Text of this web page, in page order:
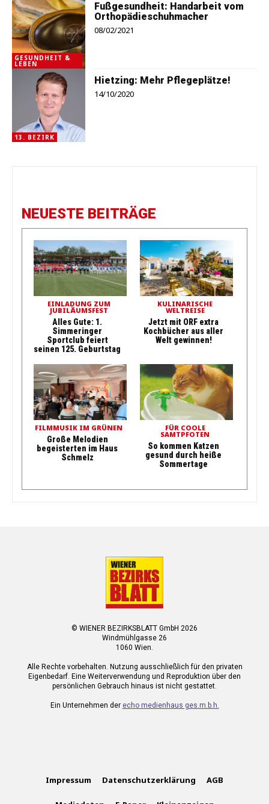
GESUNDHEIT &
LEBEN
Fußgesundheit: Handarbeit vom
Orthopädieschuhmacher
08/02/2021
13. BEZIRK
Hietzing: Mehr Pflegeplätze!
14/10/2020
NEUESTE BEITRÄGE
EINLADUNG ZUM
JUBILÄUMSFEST
Alles Gute: 1.
Simmeringer
Sportclub feiert
seinen 125. Geburtstag
KULINARISCHE
WELTREISE
Jetzt mit ORF extra
Kochbücher aus aller
Welt gewinnen!
FILMMUSIK IM GRÜNEN
Große Melodien
begeisterten im Haus
Schmelz
FÜR COOLE
SAMTPFOTEN
So kommen Katzen
gesund durch heiße
Sommertage
© WIENER BEZIRKSBLATT GmbH 2026
Windmühlgasse 26
1060 Wien.
Alle Rechte vorbehalten. Nutzung ausschließlich für den privaten
Eigenbedarf. Eine Weiterverwendung und Reproduktion über den
persönlichen Gebrauch hinaus ist nicht gestattet.
Ein Unternehmen der echo medienhaus ges.m.b.h.
Impressum Datenschutzerklärung AGB